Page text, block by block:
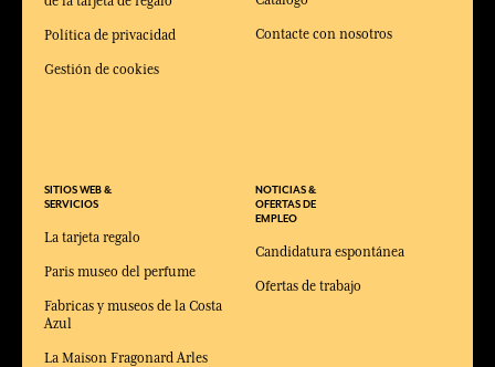
Política de privacidad
Gestión de cookies
SITIOS WEB &
SERVICIOS
La tarjeta regalo
Paris museo del perfume
Fabricas y museos de la Costa
Azul
La Maison Fragonard Arles
Contacte con nosotros
NOTICIAS &
OFERTAS DE
EMPLEO
Candidatura espontánea
Ofertas de trabajo